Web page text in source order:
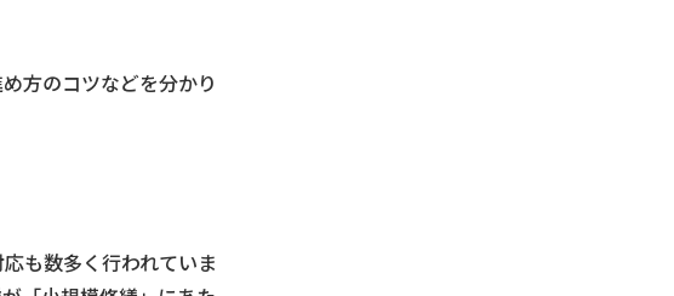
方のコツなどを分かり
も数多く行われていま